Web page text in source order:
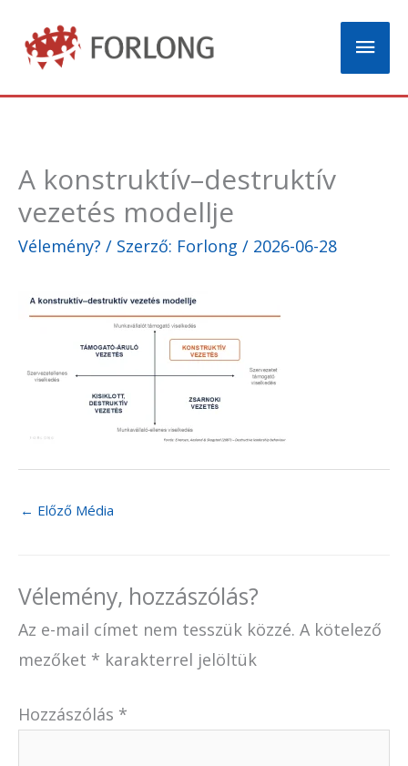
content
Main
A konstruktív–destruktív
vezetés modellje
Vélemény? / Szerző: Forlong / 2026-06-28
← Előző Média
Vélemény, hozzászólás?
Az e-mail címet nem tesszük közzé. A kötelező
mezőket * karakterrel jelöltük
Hozzászólás *